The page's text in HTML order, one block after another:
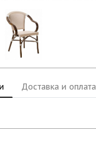
Доставка и оплата